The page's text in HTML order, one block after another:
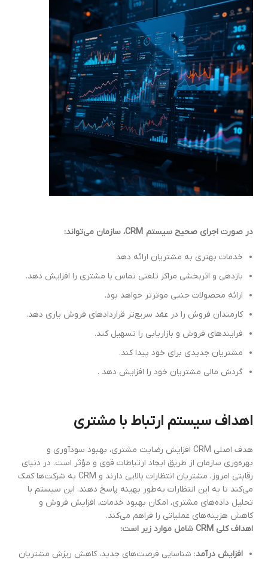
در صورت اجرای صحیح سیستم CRM، سازمان می‌تواند:
خدمات بهتری به مشتریان ارائه دهد
بازدهی و اثربخشی مراکز تلفنی تماس با مشتری را افزایش دهد.
ارائه محصولات جنبی موثرتر خواهد بود.
کارمندان فروش را در عقد سریع‌تر قراردادهای فروش یاری دهد.
فرایندهای فروش و بازاریابی را تسهیل کند.
مشتریان جدیدی برای خود پیدا کند.
گردش مالی مشتریان خود را افزایش دهد .
اهداف سیستم ارتباط با مشتری
هدف اصلی CRM افزایش رضایت مشتری، بهبود سودآوری و
بهره‌وری سازمان از طریق ایجاد ارتباطات قوی و مؤثر است. در دنیای
رقابتی امروز، مشتریان انتظارات بالایی دارند و CRM به شرکت‌ها کمک
می‌کند تا به این انتظارات به‌طور بهینه پاسخ دهند. این سیستم با
تحلیل داده‌های مشتری، امکان بهبود خدمات، افزایش فروش و
کاهش هزینه‌های عملیاتی را فراهم می‌کند.
اهداف کلی CRM شامل موارد زیر است:
افزایش درآمد: شناسایی فرصت‌های جدید، کاهش ریزش مشتریان